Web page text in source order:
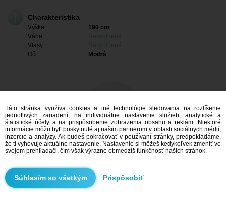
Charakteristika
Výška:
190 cm
Váha:
Vlasy:
Oči:
Modrá
Mám záujem
Vyhľadávanie
Táto stránka využíva cookies a iné technológie sledovania na rozlíšenie
jednotlivých zariadení, na individuálne nastavenie služieb, analytické a
štatistické účely a na prispôsobenie zobrazenia obsahu a reklám. Niektoré
informácie môžu byť poskytnuté aj našim partnerom v oblasti sociálnych médií,
inzercie a analýzy. Ak budeš pokračovať v používaní stránky, predpokladáme,
že ti vyhovuje aktuálne nastavenie. Nastavenie si môžeš kedykoľvek zmeniť vo
svojom prehliadači, čím však výrazne obmedzíš funkčnosť našich stránok.
Prispôsobiť